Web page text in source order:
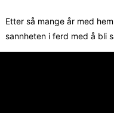
Etter så mange år med
sannheten i ferd med å bli